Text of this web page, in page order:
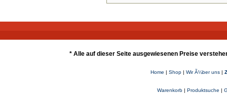
* Alle auf dieser Seite ausgewiesenen Preise
Home | Shop| Wir Ã¼ber uns|
Warenkorb| Produktsuche |